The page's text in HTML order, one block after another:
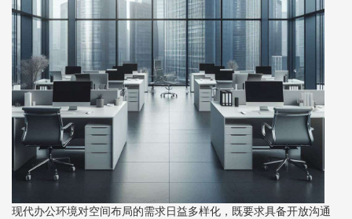
现代办公环境对空间布局的需求日益多样化，既要求具备开放沟通